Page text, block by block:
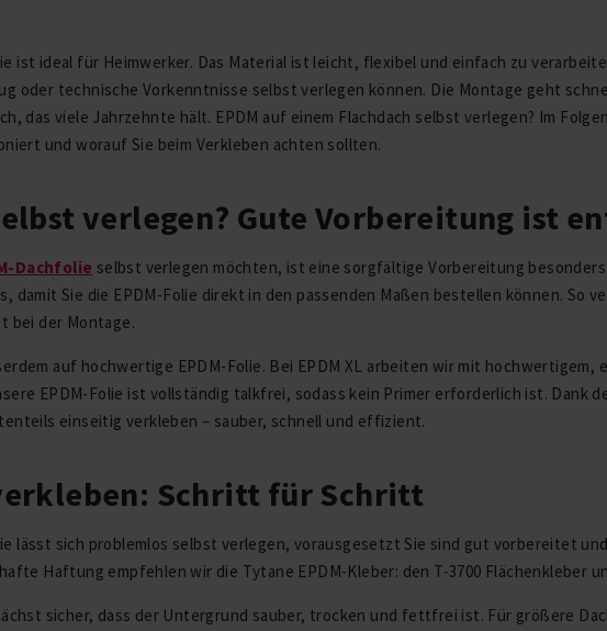
ist ideal für Heimwerker. Das Material ist leicht, flexibel und einfach zu
oder technische Vorkenntnisse selbst verlegen können. Die Montage geht
das viele Jahrzehnte hält. EPDM auf einem Flachdach selbst verlegen? Im
und worauf Sie beim Verkleben achten sollten.
verlegen? Gute Vorbereitung ist
Dachfolie selbst verlegen möchten, ist eine sorgfältige Vorbereitung
damit Sie die EPDM-Folie direkt in den passenden Maßen bestellen können. So
bei der Montage.
auf hochwertige EPDM-Folie. Bei EPDM XL arbeiten wir mit hochwertigem,
EPDM-Folie ist vollständig talkfrei, sodass kein Primer erforderlich ist. Dank
einseitig verkleben – sauber, schnell und effizient.
Schritt für Schritt
lässt sich problemlos selbst verlegen, vorausgesetzt Sie sind gut vorbereitet
Haftung empfehlen wir die Tytane EPDM-Kleber: den T-3700 Flächenkleber
sicher, dass der Untergrund sauber, trocken und fettfrei ist. Für größere